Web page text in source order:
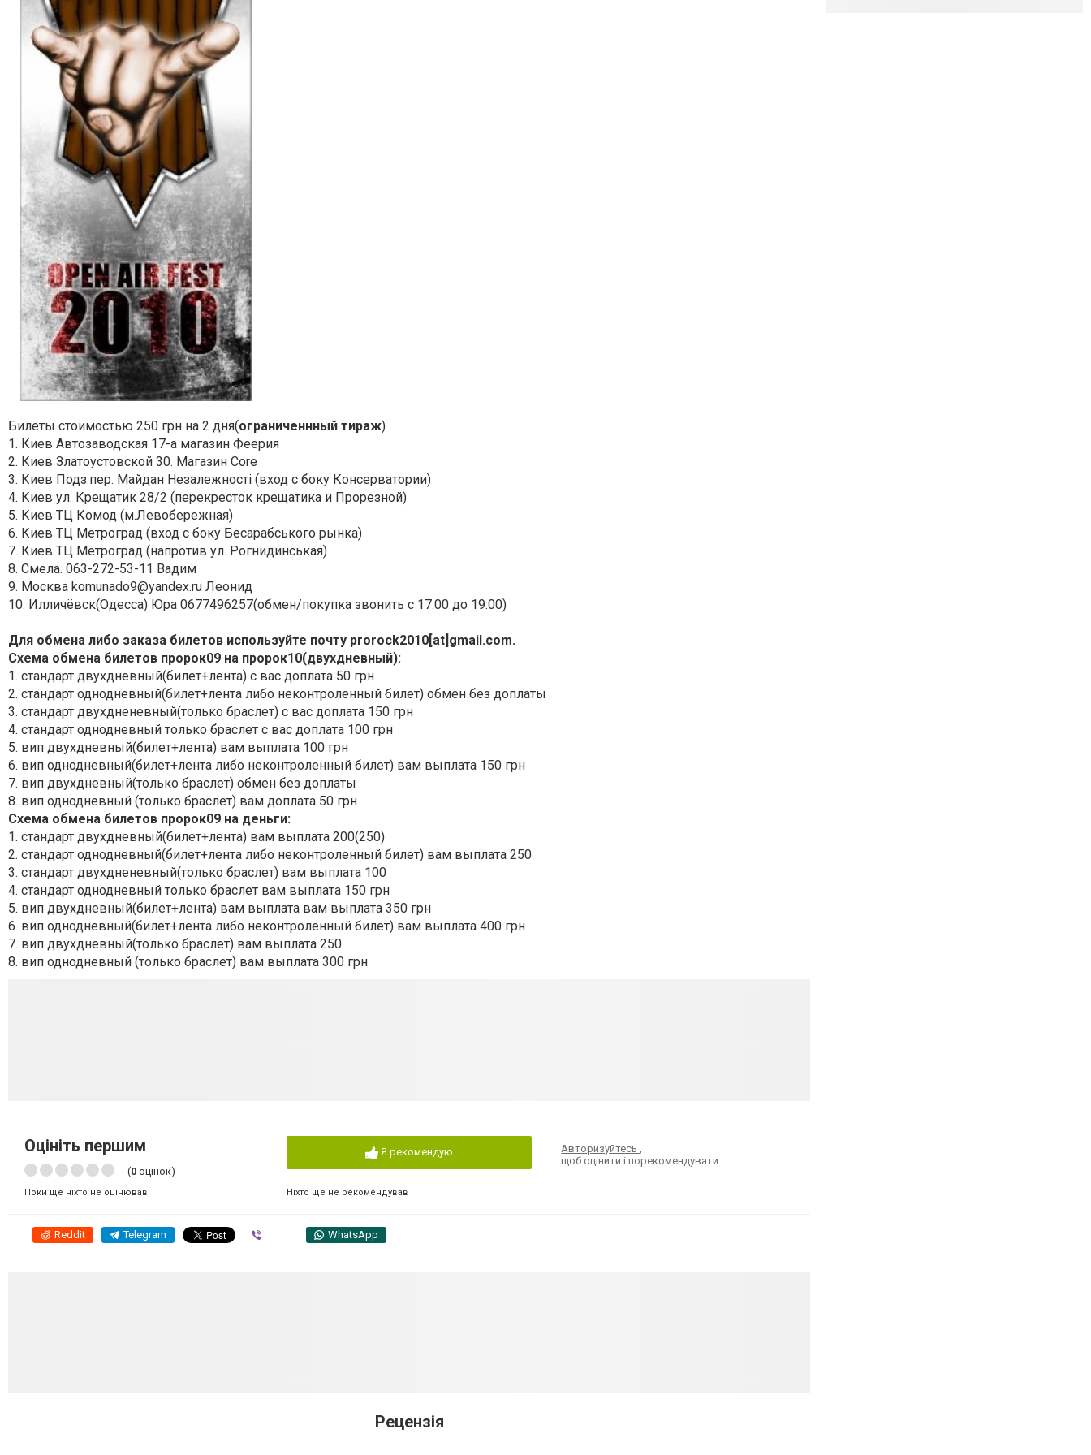
Билеты стоимостью 250 грн на 2 дня(ограниченнный тираж)
1. Киев Автозаводская 17-а магазин Феерия
2. Киев Златоустовской 30. Магазин Сore
3. Киев Подз.пер. Майдан Незалежності (вход с боку Консерватории)
4. Киев ул. Крещатик 28/2 (перекресток крещатика и Прорезной)
5. Киев ТЦ Комод (м.Левобережная)
6. Киев ТЦ Метроград (вход с боку Бесарабського рынка)
7. Киев ТЦ Метроград (напротив ул. Рогнидинськая)
8. Смела. 063-272-53-11 Вадим
9. Москва komunado9@yandex.ru Леонид
10. Илличёвск(Одесса) Юра 0677496257(обмен/покупка звонить с 17:00 до 19:00)
Для обмена либо заказа билетов используйте почту prorock2010[at]gmail.com.
Схема обмена билетов пророк09 на пророк10(двухдневный):
1. стандарт двухдневный(билет+лента) с вас доплата 50 грн
2. стандарт однодневный(билет+лента либо неконтроленный билет) обмен без доплаты
3. стандарт двухдненевный(только браслет) с вас доплата 150 грн
4. стандарт однодневный только браслет с вас доплата 100 грн
5. вип двухдневный(билет+лента) вам выплата 100 грн
6. вип однодневный(билет+лента либо неконтроленный билет) вам выплата 150 грн
7. вип двухдневный(только браслет) обмен без доплаты
8. вип однодневный (только браслет) вам доплата 50 грн
Схема обмена билетов пророк09 на деньги:
1. стандарт двухдневный(билет+лента) вам выплата 200(250)
2. стандарт однодневный(билет+лента либо неконтроленный билет) вам выплата 250
3. стандарт двухдненевный(только браслет) вам выплата 100
4. стандарт однодневный только браслет вам выплата 150 грн
5. вип двухдневный(билет+лента) вам выплата вам выплата 350 грн
6. вип однодневный(билет+лента либо неконтроленный билет) вам выплата 400 грн
7. вип двухдневный(только браслет) вам выплата 250
8. вип однодневный (только браслет) вам выплата 300 грн
Оцініть першим
(0 оцінок)
Поки ще ніхто не оцінював
Я рекомендую
Ніхто ще не рекомендував
Авторизуйтесь,
щоб оцінити і порекомендувати
Reddit Telegram WhatsApp
Рецензія